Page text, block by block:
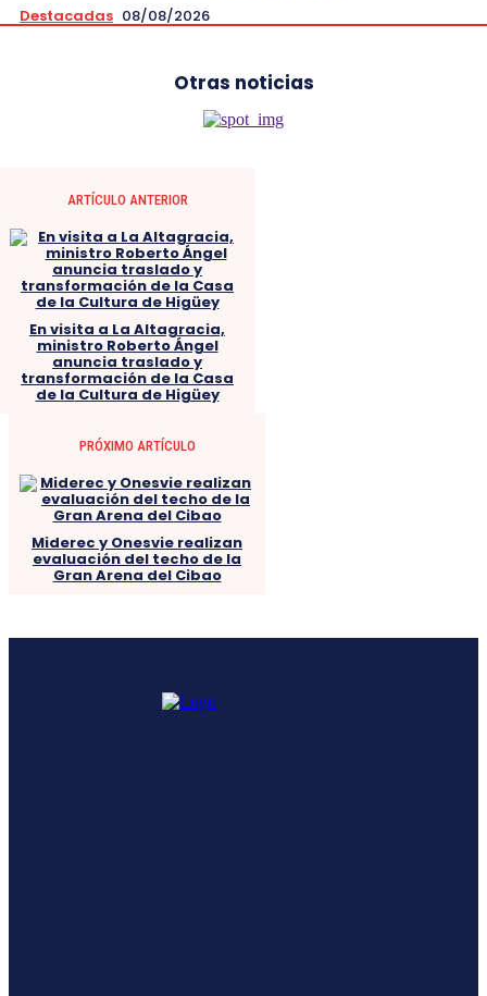
Destacadas 08/08/2026
Otras noticias
ARTÍCULO ANTERIOR
En visita a La Altagracia,
ministro Roberto Ángel
anuncia traslado y
transformación de la Casa
de la Cultura de Higüey
PRÓXIMO ARTÍCULO
Miderec y Onesvie realizan
evaluación del techo de la
Gran Arena del Cibao